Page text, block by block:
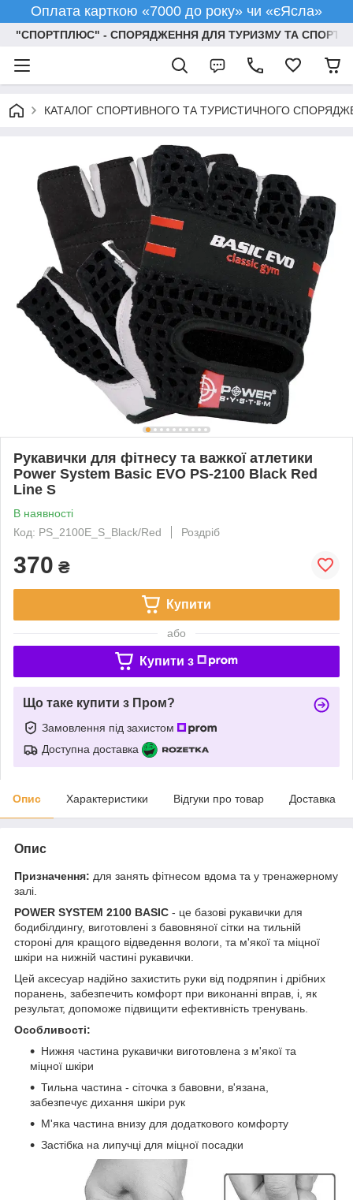
Оплата карткою «7000 до року» чи «єЯсла»
"СПОРТПЛЮС" - СПОРЯДЖЕННЯ ДЛЯ ТУРИЗМУ ТА СПОРТУ
КАТАЛОГ СПОРТИВНОГО ТА ТУРИСТИЧНОГО
Рукавички для фітнесу та важкої атлетики
Power System Basic EVO PS-2100 Black Red
Line S
В наявності
Код: PS_2100E_S_Black/Red
Роздріб
370 ₴
Купити
або
Купити з
Що таке купити з Пром?
Замовлення під захистом
Доступна доставка
Опис Характеристики Відгуки про товар Доставка
Опис
Призначення: для занять фітнесом вдома та у тренажерному
залі.
POWER SYSTEM 2100 BASIC - це базові рукавички для
бодибілдингу, виготовлені з бавовняної сітки на тильній
стороні для кращого відведення вологи, та м'якої та міцної
шкіри на нижній частині рукавички.
Цей аксесуар надійно захистить руки від подряпин і дрібних
поранень, забезпечить комфорт при виконанні вправ, і, як
результат, допоможе підвищити ефективність тренувань.
Особливості:
Нижня частина рукавички виготовлена з м'якої та
міцної шкіри
Тильна частина - сіточка з бавовни, в'язана,
забезпечує дихання шкіри рук
М'яка частина внизу для додаткового комфорту
Застібка на липучці для міцної посадки